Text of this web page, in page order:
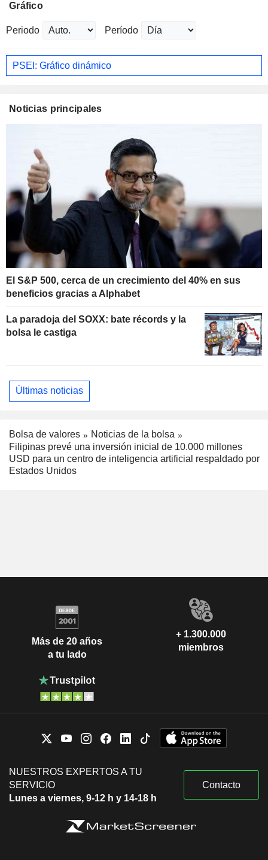
Gráfico
Periodo Período
PSEI: Gráfico dinámico
Noticias principales
El S&P 500, cerca de un crecimiento del 40% en sus
beneficios gracias a Alphabet
La paradoja del SOXX: bate récords y la
bolsa le castiga
Últimas noticias
Bolsa de valores
Noticias de la bolsa
Filipinas prevé una inversión inicial de 10.000 millones
USD para un centro de inteligencia artificial respaldado por
Estados Unidos
Más de 20 años
a tu lado
+ 1.300.000
miembros
NUESTROS EXPERTOS A TU
SERVICIO
Lunes a viernes, 9-12 h y 14-18 h
Contacto